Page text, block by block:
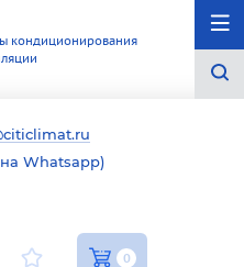
кондиционирования
Whatsapp)
0